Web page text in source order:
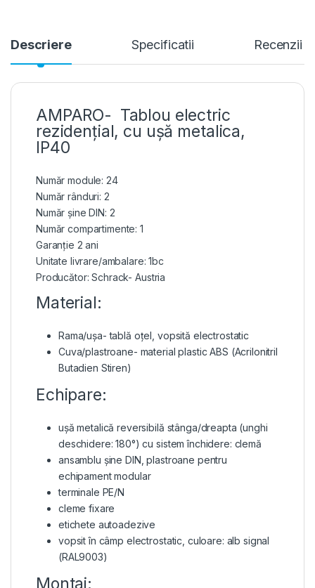
Descriere Specificatii Recenzii
AMPARO- Tablou electric
rezidențial, cu ușă metalica,
IP40
Număr module: 24
Număr rânduri: 2
Număr șine DIN: 2
Număr compartimente: 1
Garanție 2 ani
Unitate livrare/ambalare: 1bc
Producător: Schrack- Austria
Material:
Rama/ușa- tablă oțel, vopsită electrostatic
Cuva/plastroane- material plastic ABS (Acrilonitril
Butadien Stiren)
Echipare:
ușă metalică reversibilă stânga/dreapta (unghi
deschidere: 180°) cu sistem închidere: clemă
ansamblu șine DIN, plastroane pentru
echipament modular
terminale PE/N
cleme fixare
etichete autoadezive
vopsit în câmp electrostatic, culoare: alb signal
(RAL9003)
Montaj: